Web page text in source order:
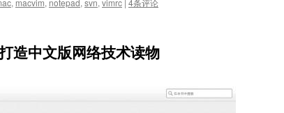
, macvim, notepad, svn, vimrc | 4条评论
造中文版网络技术读物